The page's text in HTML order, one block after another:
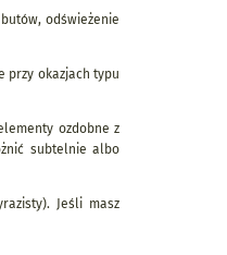
odświeżenie
przy okazjach typu
ozdobne z
subtelnie albo
Jeśli masz